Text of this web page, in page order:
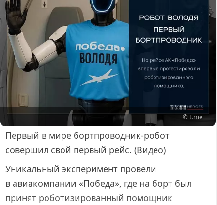
© t.me
Первый в мире бортпроводник-робот
совершил свой первый рейс. (Видео)
Уникальный эксперимент провели
в авиакомпании «Победа», где на борт был
принят роботизированный помощник